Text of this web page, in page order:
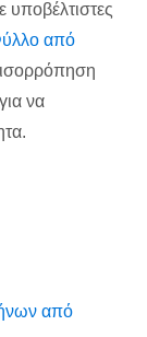
υποβέλτιστες
από
να
από